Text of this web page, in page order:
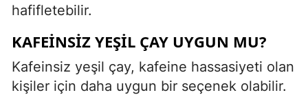
hafifletebilir.
KAFEINSIZ YEŞIL ÇAY UYGUN MU?
Kafeinsiz yeşil çay, kafeine hassasiyeti olan
kişiler için daha uygun bir seçenek olabilir.